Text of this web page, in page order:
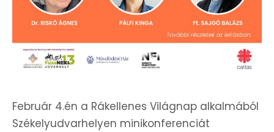
Február 4.én a Rákellenes Világnap alkalmából
Székelyudvarhelyen minikonferenciát